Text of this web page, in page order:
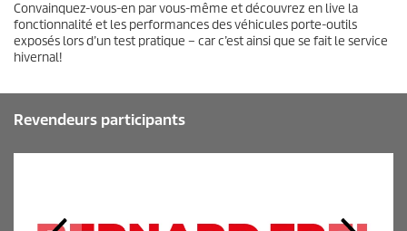
Convainquez-vous-en par vous-même et découvrez en live la
fonctionnalité et les performances des véhicules porte-outils
exposés lors d’un test pratique – car c’est ainsi que se fait le service
hivernal!
Revendeurs participants